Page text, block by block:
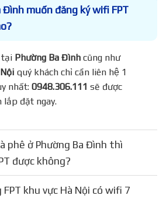
Đình muốn đăng ký wifi FPT
Phường Ba Đìnhcũng như
quý khách chỉ cần liên hệ 1
nhất:0948.306.111 sẽ được
lắp đặt ngay.
phê ở Phường Ba Đình thì
được không?
FPT khu vực Hà Nội có wifi 7